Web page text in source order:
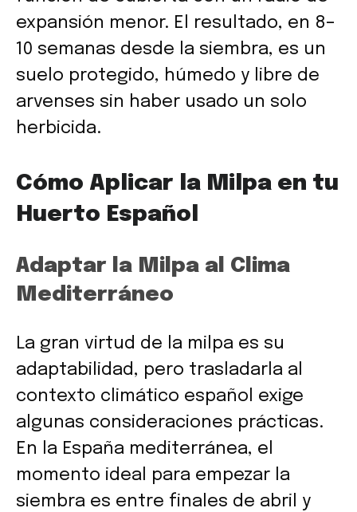
expansión menor. El resultado, en 8–
10 semanas desde la siembra, es un
suelo protegido, húmedo y libre de
arvenses sin haber usado un solo
herbicida.
Cómo Aplicar la Milpa en tu
Huerto Español
Adaptar la Milpa al Clima
Mediterráneo
La gran virtud de la milpa es su
adaptabilidad, pero trasladarla al
contexto climático español exige
algunas consideraciones prácticas.
En la España mediterránea, el
momento ideal para empezar la
siembra es entre finales de abril y